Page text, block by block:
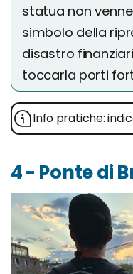
statua non
simbolo della
disastro
toccarla porti
Info pratiche:
4 - Ponte di